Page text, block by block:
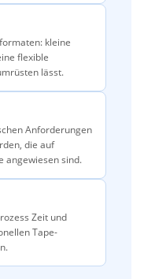
kleine
flexible
lässt.
Anforderungen
die auf
angewiesen sind.
Zeit und
Tape-